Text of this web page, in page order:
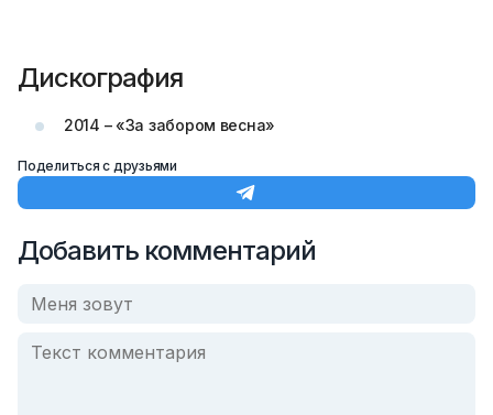
Дискография
2014 – «За забором весна»
Поделиться с друзьями
Добавить комментарий